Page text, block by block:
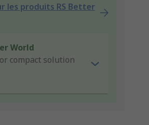
les produits RS Better
World
or compact solution